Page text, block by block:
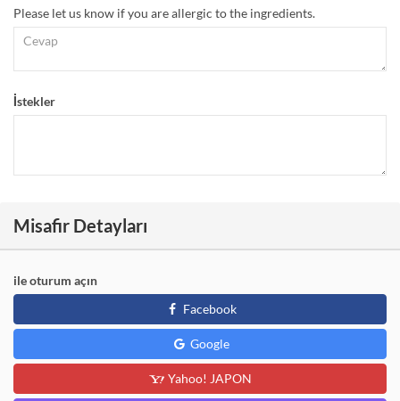
Please let us know if you are allergic to the ingredients.
İstekler
Misafir Detayları
ile oturum açın
Facebook
Google
Yahoo! JAPON